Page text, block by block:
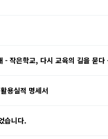
- 작은학교, 다시 교육의 길을 묻
용실적 명세서
습니다.